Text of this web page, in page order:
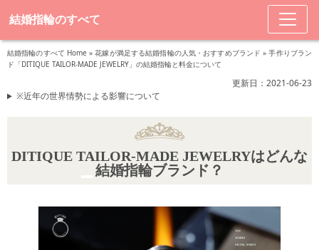
結婚指輪のすべて
結婚指輪のすべて Home »花嫁が満足する結婚指輪の人気・おすすめブランド »手作りブラン
ド「DITIQUE TAILOR-MADE JEWELRY」の結婚指輪と料金について
更新日：2021-06-23
※近年の世界情勢による影響について
DITIQUE TAILOR-MADE JEWELRYはどんな
結婚指輪ブランド？